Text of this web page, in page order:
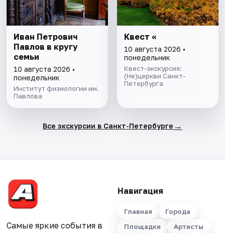
Иван Петрович
Павлов в кругу
семьи
10 августа 2026 •
понедельник
Институт физиологии им.
Павлова
Квест «
10 августа 2026 •
понедельник
Квест-экскурсия:
(Не)церкви Санкт-
Петербурга
Все экскурсии в Санкт-Петербурге →
Самые яркие события в
Навигация
Главная
Города
Площадки
Артисты